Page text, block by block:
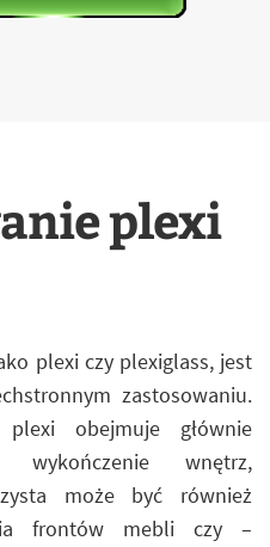
plexi
plexi czy plexiglass, jest
zastosowaniu.
plexi obejmuje głównie
wykończenie wnętrz,
może być również
frontów mebli czy –